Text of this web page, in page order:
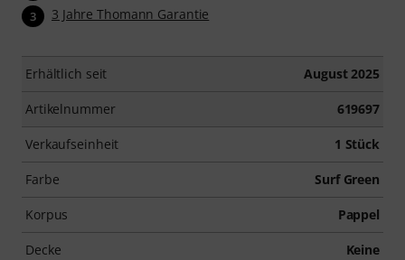
3 3 Jahre Thomann Garantie
Erhältlich seit August 2025
Artikelnummer 619697
Verkaufseinheit 1 Stück
Farbe Surf Green
Korpus Pappel
Decke Keine